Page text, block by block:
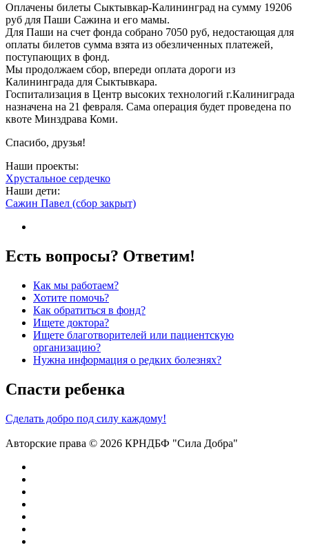
Оплачены билеты Сыктывкар-Калининград на сумму 19206
руб для Паши Сажина и его мамы.
Для Паши на счет фонда собрано 7050 руб, недостающая для
оплаты билетов сумма взята из обезличенных платежей,
поступающих в фонд.
Мы продолжаем сбор, впереди оплата дороги из
Калининграда для Сыктывкара.
Госпитализация в Центр высоких технологий г.Калиниграда
назначена на 21 февраля. Сама операция будет проведена по
квоте Минздрава Коми.
Спасибо, друзья!
Наши проекты:
Хрустальное сердечко
Наши дети:
Сажин Павел (сбор закрыт)
Есть вопросы? Ответим!
Как мы работаем?
Хотите помочь?
Как обратиться в фонд?
Ищете доктора?
Ищете благотворителей или пациентскую
организацию?
Нужна информация о редких болезнях?
Спасти ребенка
Сделать добро под силу каждому!
Авторские права © 2026 КРНДБФ "Сила Добра"